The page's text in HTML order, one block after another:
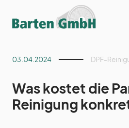
03.04.2024 DPF-
Was kostet die
Reinigung